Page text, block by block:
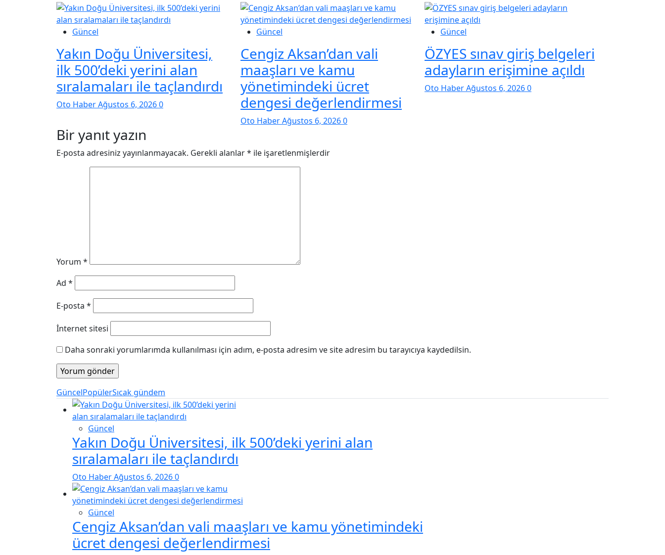
Güncel
Yakın Doğu Üniversitesi,
ilk 500’deki yerini alan
sıralamaları ile taçlandırdı
Oto HaberAğustos 6, 20260
Güncel
Cengiz Aksan’dan vali
maaşları ve kamu
yönetimindeki ücret
dengesi değerlendirmesi
Oto HaberAğustos 6, 20260
Güncel
ÖZYES sınav giriş belgeleri
adayların erişimine açıldı
Oto HaberAğustos 6, 20260
Bir yanıt yazın
E-posta adresiniz yayınlanmayacak. Gerekli alanlar* ile işaretlenmişlerdir
Yorum *
Ad *
E-posta *
İnternet sitesi
Daha sonraki yorumlarımda kullanılması için adım, e-posta adresim ve site adresim bu tarayıcıya kaydedilsin.
GüncelPopülerSıcak gündem
Güncel
Yakın Doğu Üniversitesi, ilk 500’deki yerini alan
sıralamaları ile taçlandırdı
Oto HaberAğustos 6, 20260
Güncel
Cengiz Aksan’dan vali maaşları ve kamu yönetimindeki
ücret dengesi değerlendirmesi